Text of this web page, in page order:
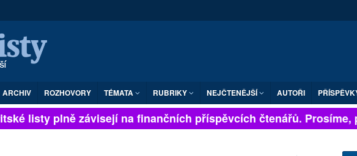
ARCHIV ROZHOVORY TÉMATA RUBRIKY NEJČTENĚJŠÍ AUTOŘI
listy plně závisejí na finančních příspěvcích čtenářů. Prosíme,